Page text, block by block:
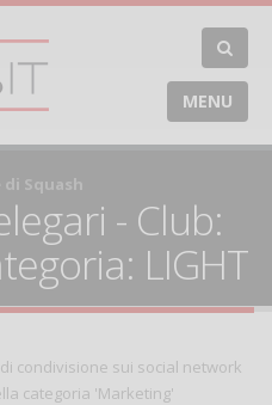
MENU
Squash
- Club:
LIGHT
condivisione sui social network
categoria 'Marketing'